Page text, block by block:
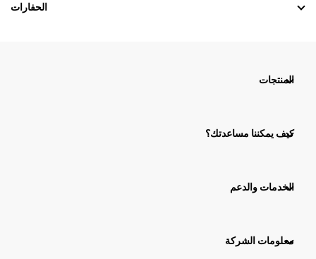
الحفارات
المنتجات
كيف يمكننا مساعدتك؟
الخدمات والدعم
معلومات الشركة